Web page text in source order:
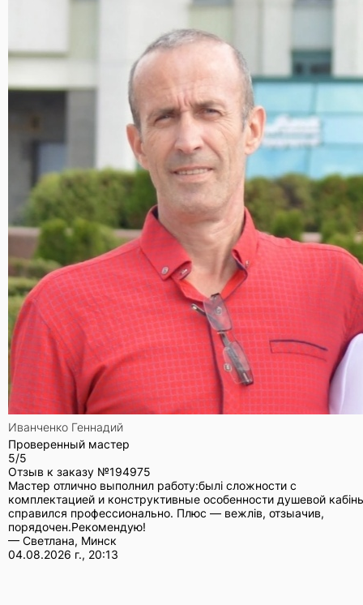
Иванченко Геннадий
Проверенный мастер
5/5
Отзыв к заказу №194975
Мастер отлично выполнил работу:былі сложности с
комплектацией и конструктивные особенности душевой
справился профессионально. Плюс — вежлів, отзыачив,
порядочен.Рекомендую!
— Светлана, Минск
04.08.2026 г., 20:13